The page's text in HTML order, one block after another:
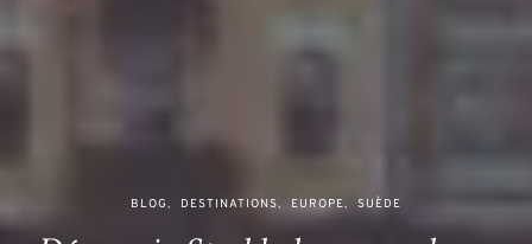
BLOG DESTINATIONS EUROPE SUÈDE